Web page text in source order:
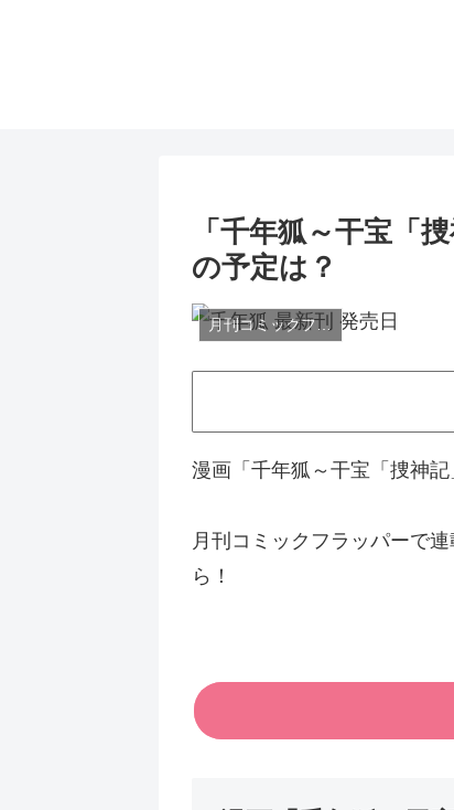
「千年狐～干宝「
の予定は？
月刊コミックフラッパー
漫画「千年狐～干宝「捜神
月刊コミックフラッパーで
ら！